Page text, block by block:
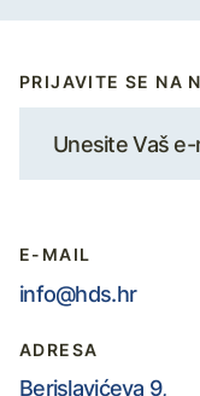
PRIJAVITE SE NA
E-MAIL
info@hds.hr
ADRESA
Berislavićeva 9,